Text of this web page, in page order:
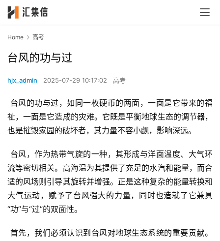
Home 高考
台风的功与过
hjx_admin 2025-07-29 10:17:02 高考
祉，一面是它造成的灾难。它既是平衡地球生态的调节器，
也是摧毁家园的破坏者，其力量不容小觑，影响深远。
流等密切相关。高海温为其提供了充足的水汽和能量，而合
适的风场则引导其旋转并增强。正是这种复杂的能量转换和
大气运动，赋予了台风强大的力量，同时也造就了它兼具
“功”与“过”的双面性。